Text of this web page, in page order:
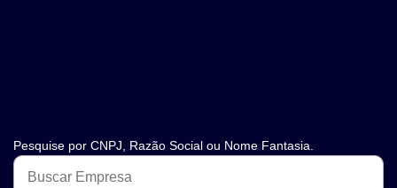
Pesquise por CNPJ, Razão Social ou Nome Fantasia.